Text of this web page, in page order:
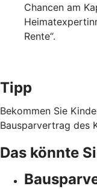
Chancen am
Rente“.
Tipp
Bekommen Sie
Bausparvertrag des
Das könnte